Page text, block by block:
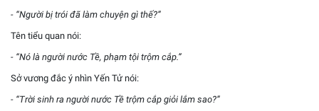
- “Người bị trói đã làm chuyện gì thế?”
Tên tiểu quan nói:
- “Nó là người nước Tề, phạm tội trộm cắp.”
Sở vương đắc ý nhìn Yến Tử nói:
- “Trời sinh ra người nước Tề trộm cắp giỏi lắm sao?”